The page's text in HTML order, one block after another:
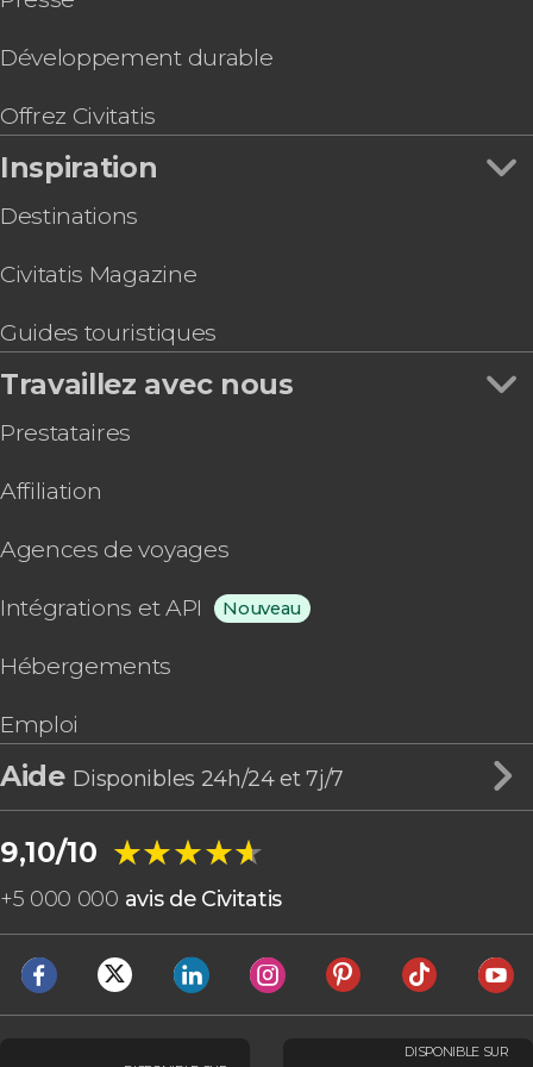
Mission Beach
Coles Bay
Tweed Heads
Newcastle
Geelong
Port Arthur
Byron Bay
Phillip Island
Rainbow Beach
Launceston
Développement durable
Offrez Civitatis
Inspiration
Destinations
Civitatis Magazine
Guides touristiques
Travaillez avec nous
Prestataires
Affiliation
Agences de voyages
Intégrations et API Nouveau
Hébergements
Emploi
Aide Disponibles 24h/24 et 7j/7
9,10/10 ★★★★★
★★★★★
+5 000 000 avis de Civitatis
DISPONIBLE SUR